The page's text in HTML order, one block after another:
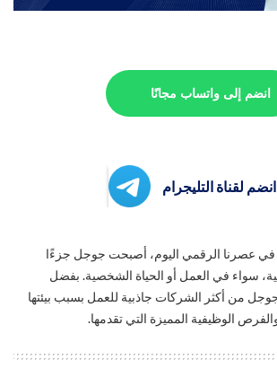
انضم إلى واتساب مجانًا
انضم لقناة التليجرام
الرقمي اليوم، أصبحت جوجل جزءًا
سواء في العمل أو الحياة الشخصية. بفضل
جوجل من أكثر الشركات جاذبية للعمل بسبب بيئتها
الوظيفية المميزة التي تقدمها.